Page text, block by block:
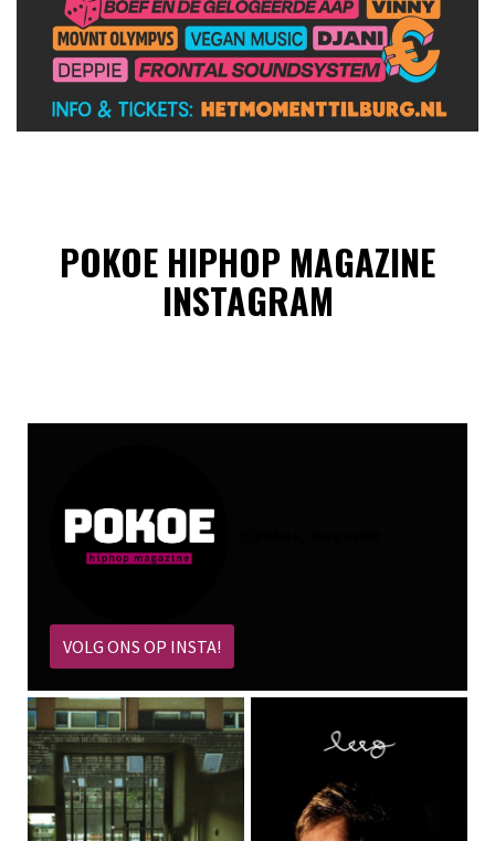
POKOE HIPHOP MAGAZINE
INSTAGRAM
VOLG ONS OP INSTA!